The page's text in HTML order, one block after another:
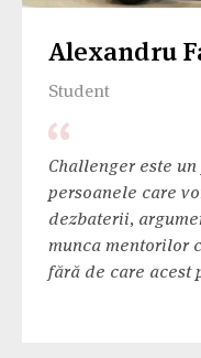
Alexandru
Student
Challenger este
persoanele care
dezbaterii,
munca mentorilor
fără de care acest